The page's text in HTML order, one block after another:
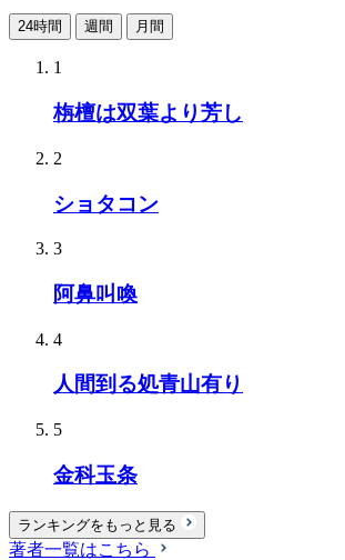
24時間 週間 月間
1
栴檀は双葉より芳し
2
ショタコン
3
阿鼻叫喚
4
人間到る処青山有り
5
金科玉条
ランキングをもっと見る
著者一覧はこちら